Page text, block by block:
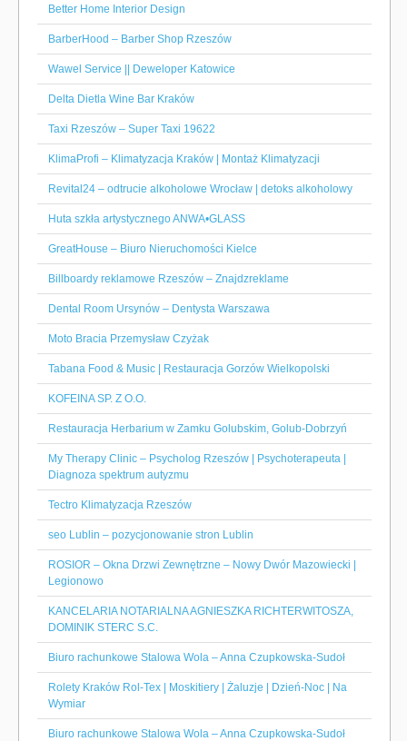
Better Home Interior Design
BarberHood – Barber Shop Rzeszów
Wawel Service || Deweloper Katowice
Delta Dietla Wine Bar Kraków
Taxi Rzeszów – Super Taxi 19622
KlimaProfi – Klimatyzacja Kraków | Montaż Klimatyzacji
Revital24 – odtrucie alkoholowe Wrocław | detoks alkoholowy
Huta szkła artystycznego ANWA•GLASS
GreatHouse – Biuro Nieruchomości Kielce
Billboardy reklamowe Rzeszów – Znajdzreklame
Dental Room Ursynów – Dentysta Warszawa
Moto Bracia Przemysław Czyżak
Tabana Food & Music | Restauracja Gorzów Wielkopolski
KOFEINA SP. Z O.O.
Restauracja Herbarium w Zamku Golubskim, Golub-Dobrzyń
My Therapy Clinic – Psycholog Rzeszów | Psychoterapeuta |
Diagnoza spektrum autyzmu
Tectro Klimatyzacja Rzeszów
seo Lublin – pozycjonowanie stron Lublin
ROSIOR – Okna Drzwi Zewnętrzne – Nowy Dwór Mazowiecki |
Legionowo
KANCELARIA NOTARIALNA AGNIESZKA RICHTERWITOSZA,
DOMINIK STERC S.C.
Biuro rachunkowe Stalowa Wola – Anna Czupkowska-Sudoł
Rolety Kraków Rol-Tex | Moskitiery | Żaluzje | Dzień-Noc | Na
Wymiar
Biuro rachunkowe Stalowa Wola – Anna Czupkowska-Sudoł